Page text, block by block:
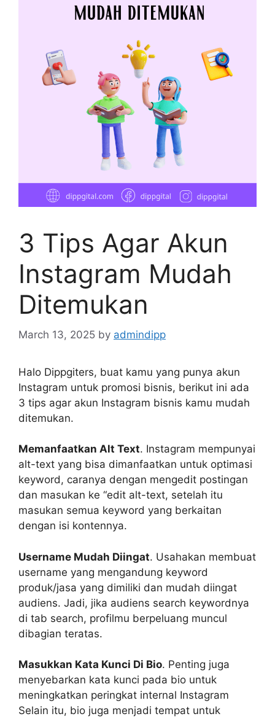
3 Tips Agar Akun
Instagram Mudah
Ditemukan
March 13, 2025 by admindipp
Halo Dippgiters, buat kamu yang punya akun
Instagram untuk promosi bisnis, berikut ini ada
3 tips agar akun Instagram bisnis kamu mudah
ditemukan.
Memanfaatkan Alt Text. Instagram mempunyai
alt-text yang bisa dimanfaatkan untuk optimasi
keyword, caranya dengan mengedit postingan
dan masukan ke “edit alt-text, setelah itu
masukan semua keyword yang berkaitan
dengan isi kontennya.
Username Mudah Diingat. Usahakan membuat
username yang mengandung keyword
produk/jasa yang dimiliki dan mudah diingat
audiens. Jadi, jika audiens search keywordnya
di tab search, profilmu berpeluang muncul
dibagian teratas.
Masukkan Kata Kunci Di Bio. Penting juga
menyebarkan kata kunci pada bio untuk
meningkatkan peringkat internal Instagram
Selain itu, bio juga menjadi tempat untuk